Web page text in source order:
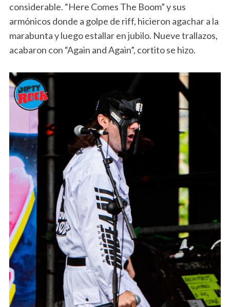
considerable. “Here Comes The Boom” y sus
armónicos donde a golpe de riff, hicieron agachar a la
marabunta y luego estallar en jubilo. Nueve trallazos,
acabaron con “Again and Again”, cortito se hizo.